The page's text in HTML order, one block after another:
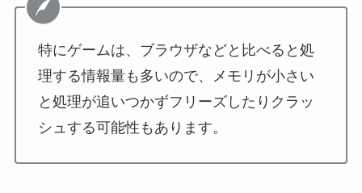
特にゲームは、ブラウザなどと比べると処
理する情報量も多いので、メモリが小さい
と処理が追いつかずフリーズしたりクラッ
シュする可能性もあります。